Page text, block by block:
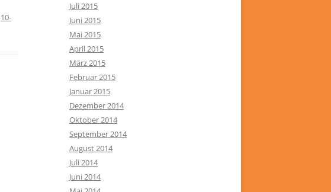
10-
Juli 2015
Juni 2015
Mai 2015
April 2015
März 2015
Februar 2015
Januar 2015
Dezember 2014
Oktober 2014
September 2014
August 2014
Juli 2014
Juni 2014